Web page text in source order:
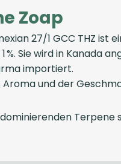
Zoap
27/1 GCC THZ ist
%. Sie wird in Kanada
importiert.
Aroma und der
Terpene